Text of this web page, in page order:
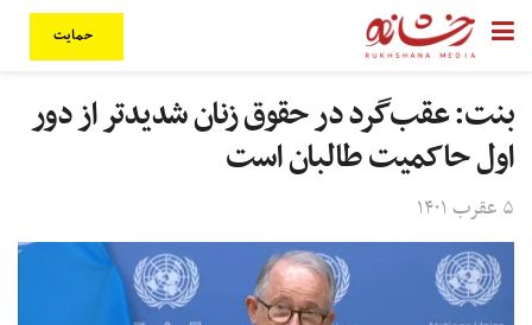
حمایت
بنت: عقب‌گرد در حقوق زنان شدیدتر از دور
اول حاکمیت طالبان است
۵ عقرب ۱۴۰۱